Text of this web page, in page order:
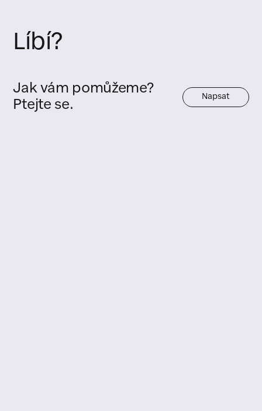
Líbí?
Jak vám pomůžeme?
Ptejte se.
Napsat